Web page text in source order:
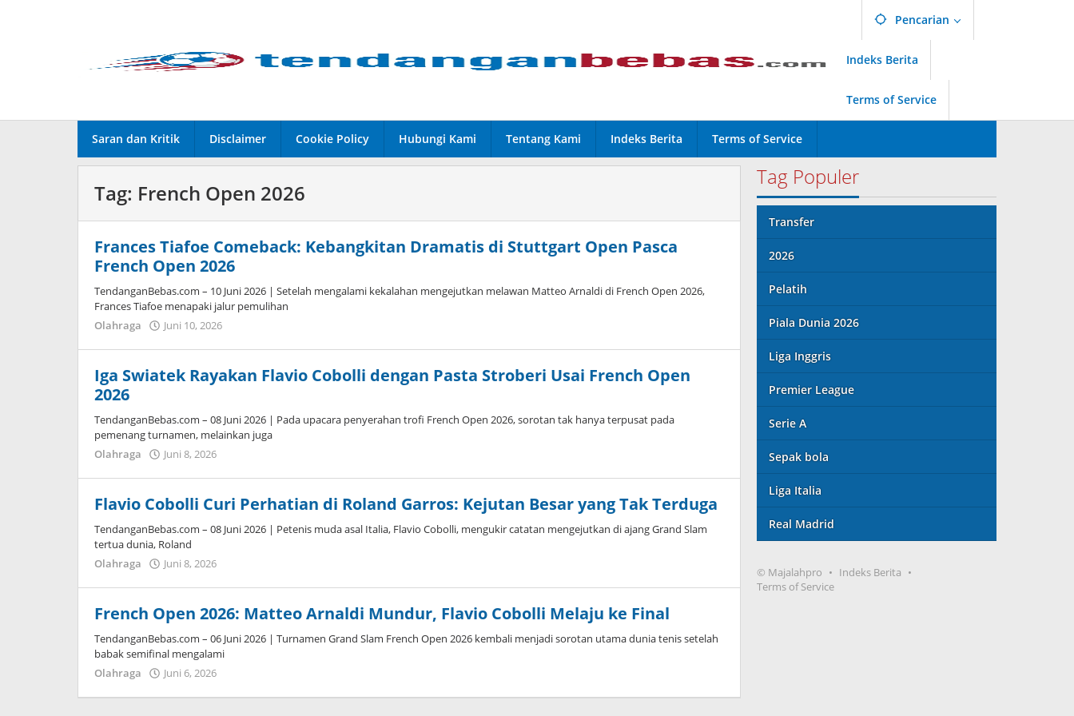
Pencarian
Indeks Berita
Terms of Service
Saran dan Kritik Disclaimer Cookie Policy Hubungi Kami Tentang Kami Indeks Berita Terms of Service
Tag: French Open 2026
Frances Tiafoe Comeback: Kebangkitan Dramatis di Stuttgart Open Pasca
French Open 2026
TendanganBebas.com – 10 Juni 2026 | Setelah mengalami kekalahan mengejutkan melawan Matteo Arnaldi di French Open 2026,
Frances Tiafoe menapaki jalur pemulihan
Olahraga
Juni 10, 2026
Iga Swiatek Rayakan Flavio Cobolli dengan Pasta Stroberi Usai French Open
2026
TendanganBebas.com – 08 Juni 2026 | Pada upacara penyerahan trofi French Open 2026, sorotan tak hanya terpusat pada
pemenang turnamen, melainkan juga
Olahraga
Juni 8, 2026
Tampanatu
Flavio Cobolli Curi Perhatian di Roland Garros: Kejutan Besar yang Tak Terduga
TendanganBebas.com – 08 Juni 2026 | Petenis muda asal Italia, Flavio Cobolli, mengukir catatan mengejutkan di ajang Grand Slam
tertua dunia, Roland
Olahraga
Juni 8, 2026
French Open 2026: Matteo Arnaldi Mundur, Flavio Cobolli Melaju ke Final
TendanganBebas.com – 06 Juni 2026 | Turnamen Grand Slam French Open 2026 kembali menjadi sorotan utama dunia tenis setelah
babak semifinal mengalami
Olahraga
Juni 6, 2026
Tag Populer
Transfer
2026
Pelatih
Piala Dunia 2026
Liga Inggris
Premier League
Serie A
Sepak bola
Liga Italia
Real Madrid
© Majalahpro
Indeks Berita
Terms of Service